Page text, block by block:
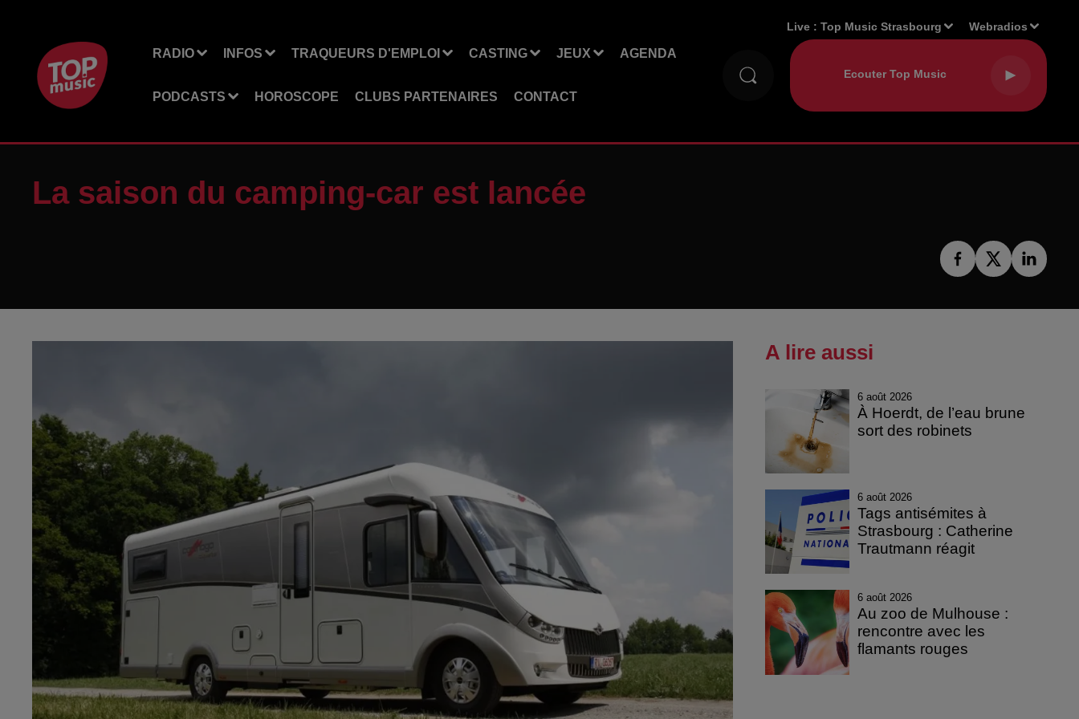
RADIO INFOS TRAQUEURS D'EMPLOI CASTING JEUX AGENDA
PODCASTS HOROSCOPE CLUBS PARTENAIRES CONTACT
Live :Top Music Strasbourg Webradios
La saison du camping-car est lancée
A lire aussi
6 août 2026
À Hoerdt, de l’eau brune
sort des robinets
6 août 2026
Tags antisémites à
Strasbourg : Catherine
Trautmann réagit
6 août 2026
Au zoo de Mulhouse :
rencontre avec les
flamants rouges